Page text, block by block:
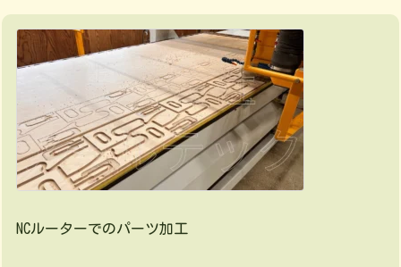
NCルーターでのパーツ加工